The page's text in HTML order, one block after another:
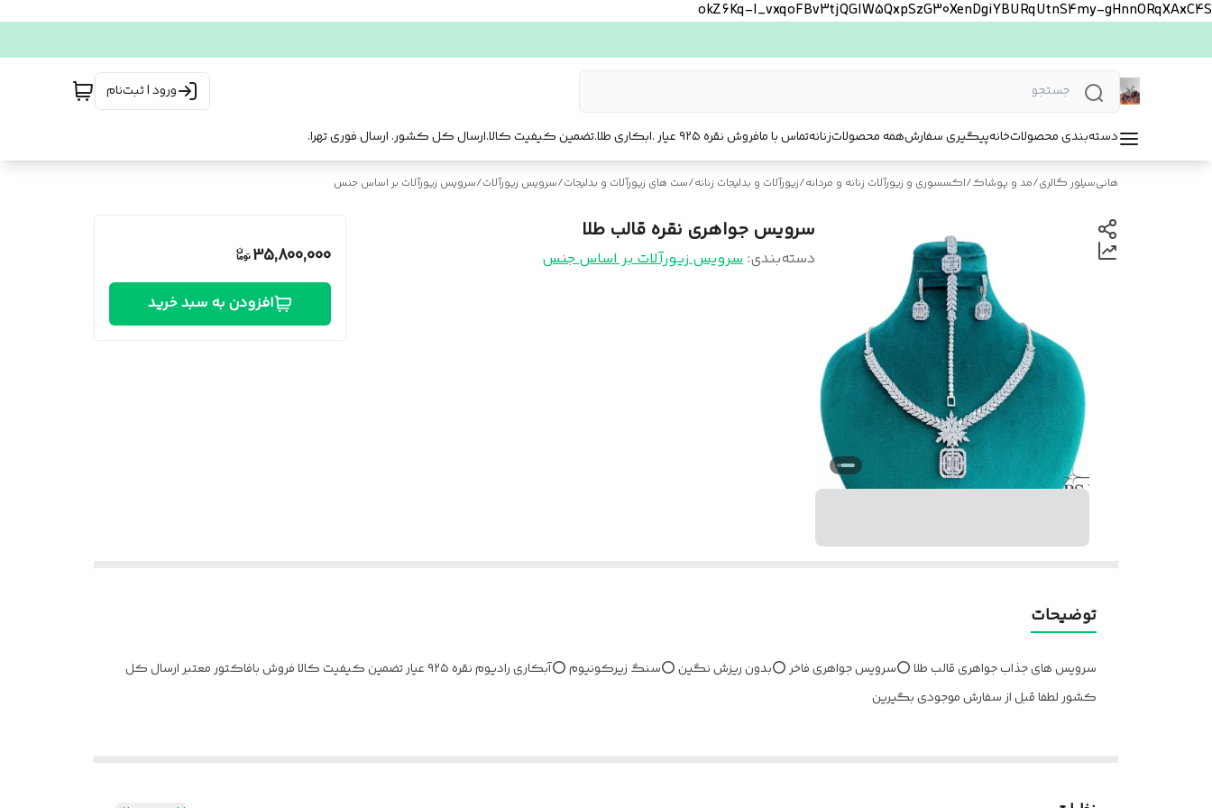
okZ6Kq-l_vxqoFBv3tjQGlW5QxpSzG30XenDgiYBURqUtnS4my-gHnnORqXAxC4S
ورود | ثبت‌نام
دسته‌بندی محصولاتخانهپیگیری سفارشهمه محصولاتزنانهتماس با مافروش نقره ۹۲۵ عیار .ابکاری طلا.تضمین کیفیت کالا.ارسال کل کشور. ارسال فوری تهرا.
هانی‌سیلور گالری/مد و پوشاک/اکسسوری و زیورآلات زنانه و مردانه/زیورآلات و بدلیجات زنانه/ست‌ های زیورآلات و بدلیجات/سرویس زیورآلات/سرویس زیورآلات بر اساس جنس
سرویس جواهری نقره قالب طلا
دسته‌بندی: سرویس زیورآلات بر اساس جنس 35,800,000
افزودن به سبد خرید
توضیحات
سرویس های جذاب جواهری قالب طلا ⭕️سرویس جواهری فاخر ⭕️بدون ریزش نگین ⭕️سنگ زیرکونیوم ⭕️آبکاری رادیوم نقره ۹۲۵ عیار تضمین کیفیت کالا فروش بافاکتور معتبر ارسال کل
کشور لطفا قبل از سفارش موجودی بگیرین